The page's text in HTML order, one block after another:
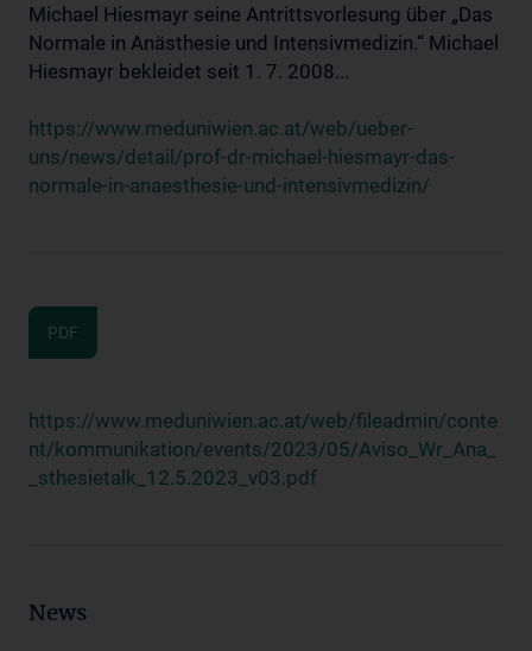
Michael Hiesmayr seine Antrittsvorlesung über „Das
Normale in Anästhesie und Intensivmedizin.“ Michael
Hiesmayr bekleidet seit 1. 7. 2008...
https://www.meduniwien.ac.at/web/ueber-
uns/news/detail/prof-dr-michael-hiesmayr-das-
normale-in-anaesthesie-und-intensivmedizin/
PDF
https://www.meduniwien.ac.at/web/fileadmin/conte
nt/kommunikation/events/2023/05/Aviso_Wr_Ana_
_sthesietalk_12.5.2023_v03.pdf
News